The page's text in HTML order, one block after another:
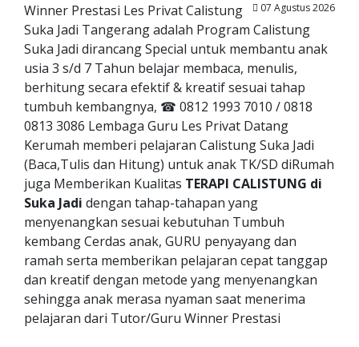
07 Agustus 2026
Winner Prestasi Les Privat Calistung
Suka Jadi Tangerang adalah Program Calistung
Suka Jadi dirancang Special untuk membantu anak
usia 3 s/d 7 Tahun belajar membaca, menulis,
berhitung secara efektif & kreatif sesuai tahap
tumbuh kembangnya, ☎ 0812 1993 7010 / 0818
0813 3086 Lembaga Guru Les Privat Datang
Kerumah memberi pelajaran Calistung Suka Jadi
(Baca,Tulis dan Hitung) untuk anak TK/SD diRumah
juga Memberikan Kualitas TERAPI CALISTUNG di
Suka Jadi dengan tahap-tahapan yang
menyenangkan sesuai kebutuhan Tumbuh
kembang Cerdas anak, GURU penyayang dan
ramah serta memberikan pelajaran cepat tanggap
dan kreatif dengan metode yang menyenangkan
sehingga anak merasa nyaman saat menerima
pelajaran dari Tutor/Guru Winner Prestasi